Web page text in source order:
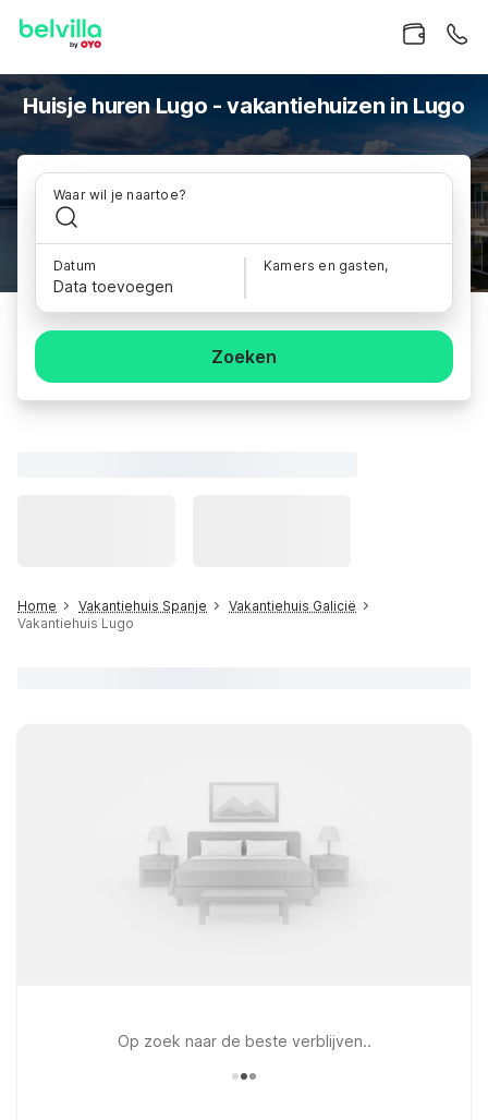
Huisje huren Lugo - vakantiehuizen in Lugo
Waar wil je naartoe?
Datum
Data toevoegen
Kamers en gasten,
Zoeken
Home Vakantiehuis Spanje
Vakantiehuis Galicië
Vakantiehuis Lugo
Op zoek naar de beste verblijven..